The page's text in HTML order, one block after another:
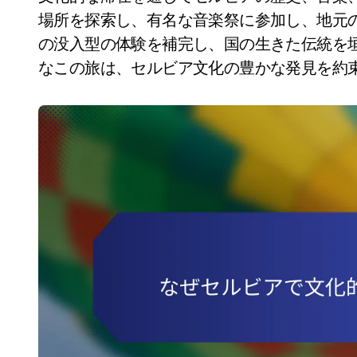
場所を探索し、有名な音楽祭に参加し、地
の没入型の体験を補完し、国の生きた伝統
なこの旅は、セルビア文化の豊かな発見を約